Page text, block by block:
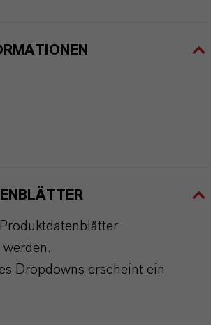
Dropdowns erscheint ein